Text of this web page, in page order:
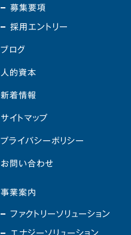
事業案内
ファクトリーソリューション
エナジーソリューション
募集要項
採用エントリー
ブログ
人的資本
新着情報
サイトマップ
プライバシーポリシー
お問い合わせ